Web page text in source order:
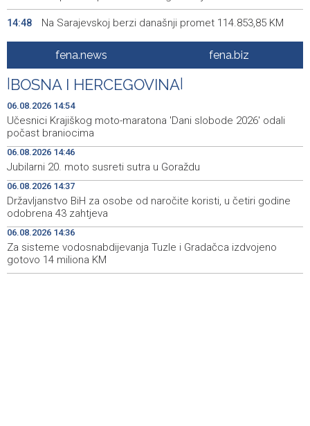
14:48 Na Sarajevskoj berzi današnji promet 114.853,85 KM
Ovjera knjižica nije odobrovoljila zeničke rudare, u jami
'Raspotočje' 11 ih protestira
14:46 Jubilarni 20. moto susreti sutra u Goraždu
14:44
Reuters: Vjetrenica turistima pruža spas od vrućina, u
pećini tokom cijele godine 11 stepeni
14:39
Fire near Konjic threatens houses and railway lines, BiH
AF helicopter expected to be deployed
14:37
Državljanstvo BiH za osobe od naročite koristi, u četiri
godine odobrena 43 zahtjeva
14:36
Za sisteme vodosnabdijevanja Tuzle i Gradačca
izdvojeno gotovo 14 miliona KM
fena.news fena.biz
BOSNA I HERCEGOVINA
06.08.2026 14:54
Učesnici Krajiškog moto-maratona 'Dani slobode 2026' odali
počast braniocima
06.08.2026 14:46
Jubilarni 20. moto susreti sutra u Goraždu
06.08.2026 14:37
Državljanstvo BiH za osobe od naročite koristi, u četiri godine
odobrena 43 zahtjeva
06.08.2026 14:36
Za sisteme vodosnabdijevanja Tuzle i Gradačca izdvojeno
gotovo 14 miliona KM